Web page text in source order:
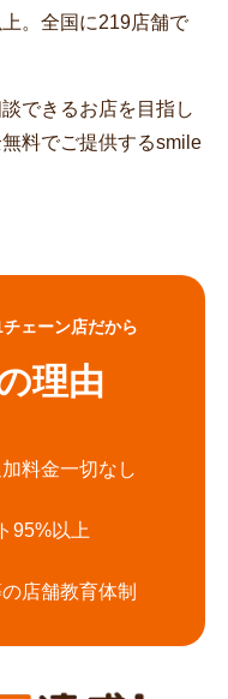
。全国に219店舗で
できるお店を目指し
料でご提供するsmile
ェーン店だから
理由
料金一切なし
95%以上
店舗教育体制